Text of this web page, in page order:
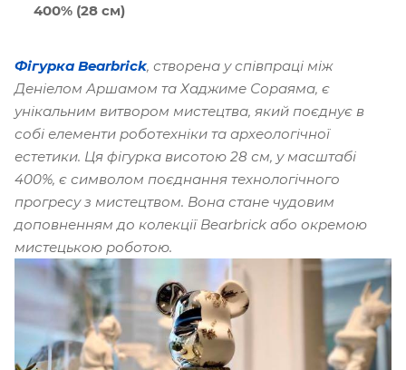
400% (28 см)
Фігурка Bearbrick, створена у співпраці між
Деніелом Аршамом та Хаджиме Сораяма, є
унікальним витвором мистецтва, який поєднує в
собі елементи роботехніки та археологічної
естетики. Ця фігурка висотою 28 см, у масштабі
400%, є символом поєднання технологічного
прогресу з мистецтвом. Вона стане чудовим
доповненням до колекції Bearbrick або окремою
мистецькою роботою.